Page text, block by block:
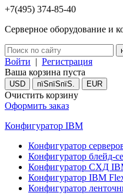
+7(495) 374-85-40
Серверное оборудование и
Войти | Регистрация
Ваша корзина пуста
USD пїЅпїЅпїЅ. EUR
Очистить корзину
Оформить заказ
Конфигуратор IBM
Конфигуратор
Конфигуратор блейд-
Конфигуратор СХД
Конфигуратор IBM
Конфигуратор